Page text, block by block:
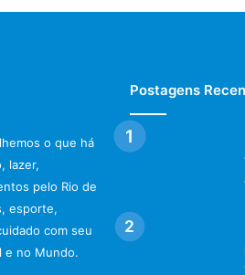
o que há
lazer,
pelo Rio de
esporte,
com seu
e no Mundo.
Postagens